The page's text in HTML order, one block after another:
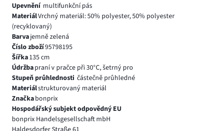
Upevnění multifunkční pás
MateriálVrchný materiál: 50% polyester, 50% polyester
(recyklovaný)
Barvajemně zelená
Číslo zboží95798195
Šířka135 cm
Údržbapraní v pračce při 30°C, šetrný pro
Stupeň průhlednosti částečně průhledné
Materiálstrukturovaný materiál
Značkabonprix
Hospodářský subjekt odpovědný EU
bonprix Handelsgesellschaft mbH